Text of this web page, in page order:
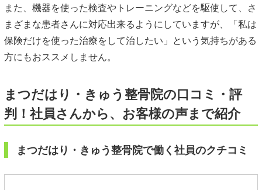
また、機器を使った検査やトレーニングなどを駆使して、さ
まざまな患者さんに対応出来るようにしていますが、「私は
保険だけを使った治療をして治したい」という気持ちがある
方にもおススメしません。
まつだはり・きゅう整骨院の口コミ・評
判！社員さんから、お客様の声まで紹介
まつだはり・きゅう整骨院で働く社員のクチコミ